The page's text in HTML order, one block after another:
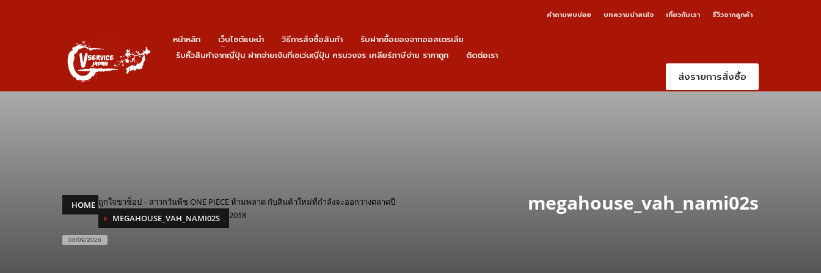
คำถามพบบ่อย บทความน่าสนใจ เกี่ยวกับเรา รีวิวจากลูกค้า
หน้าหลัก เว็บไซต์แนะนำ วิธีการสั่งซื้อสินค้า
รับฝากซื้อของจากออสเตรเลีย
รับหิ้วสินค้าจากญี่ปุ่น ฝากจ่ายเงินที่เซเว่นญี่ปุ่น ครบวงจร เคลียร์ภาษีง่าย ราคาถูก
ติดต่อเรา
ส่งรายการสั่งซื้อ
HOME ถูกใจขาช็อป » สาวกวันพีช ONE PIECE ห้ามพลาด กับสินค้าใหม่ที่กำลังจะออกวางตลาดปี
2018
MEGAHOUSE_VAH_NAMI02S
08/09/2026
megahouse_vah_nami02s